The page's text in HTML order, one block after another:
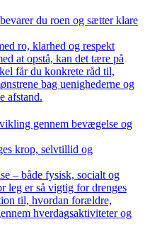
du roen og sætter klare
ro, klarhed og respekt
at opstå, kan det tære på
får du konkrete råd til,
bag uenighederne og
afstand.
gennem bevægelse og
krop, selvtillid og
– både fysisk, socialt og
leg er så vigtig for drenges
til, hvordan forældre,
hverdagsaktiviteter og